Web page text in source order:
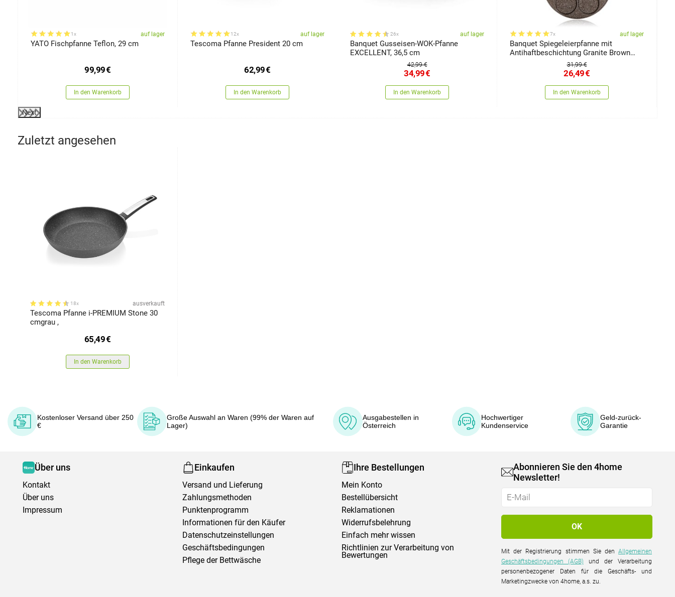
1x auf lager
YATO Fischpfanne Teflon, 29 cm
99,99€
In den Warenkorb
12x auf lager
Tescoma Pfanne President 20 cm
62,99€
In den Warenkorb
26x auf lager
Banquet Gusseisen-WOK-Pfanne
EXCELLENT, 36,5 cm
42,99 €
34,99€
In den Warenkorb
7x auf lager
Banquet Spiegeleierpfanne mit
Antihaftbeschichtung Granite Brown
31,99 €
26,49€
In den Warenkorb
Next
Zuletzt angesehen
18x ausverkauft
Tescoma Pfanne i-PREMIUM Stone 30
cmgrau ,
65,49€
In den Warenkorb
Kostenloser Versand über 250
€
Große Auswahl an Waren (99% der Waren auf
Lager)
Ausgabestellen in
Österreich
Hochwertiger
Kundenservice
Geld-zurück-
Garantie
Über uns
Kontakt
Über uns
Impressum
Einkaufen
Versand und Lieferung
Zahlungsmethoden
Punktenprogramm
Informationen für den Käufer
Datenschutzeinstellungen
Geschäftsbedingungen
Pflege der Bettwäsche
Ihre Bestellungen
Mein Konto
Bestellübersicht
Reklamationen
Widerrufsbelehrung
Einfach mehr wissen
Richtlinien zur Verarbeitung von
Bewertungen
Abonnieren Sie den 4home
Newsletter!
Mit der Registrierung stimmen Sie denAllgemeinen
Geschäftsbedingungen (AGB) und der Verarbeitung
personenbezogener Daten für die Geschäfts- und
Marketingzwecke von 4home, a.s. zu.